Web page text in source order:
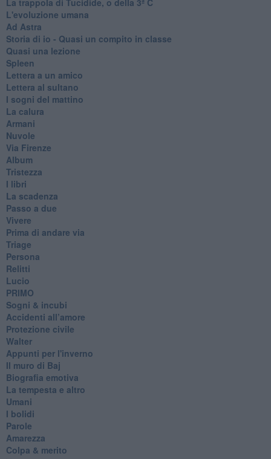
L'evoluzione umana
Ad Astra
Storia di io - Quasi un compito in classe
Quasi una lezione
Spleen
Lettera a un amico
Lettera al sultano
I sogni del mattino
La calura
Armani
Nuvole
Via Firenze
Album
Tristezza
I libri
La scadenza
Passo a due
Vivere
Prima di andare via
Triage
Persona
Relitti
Lucio
PRIMO
Sogni & incubi
Accidenti all’amore
Protezione civile
Walter
Appunti per l'inverno
Il muro di Baj
Biografia emotiva
La tempesta e altro
Umani
I bolidi
Parole
Amarezza
Colpa & merito